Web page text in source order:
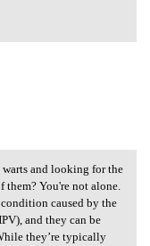
and looking for the
them? You're not alone.
caused by the
and they can be
they’re typically